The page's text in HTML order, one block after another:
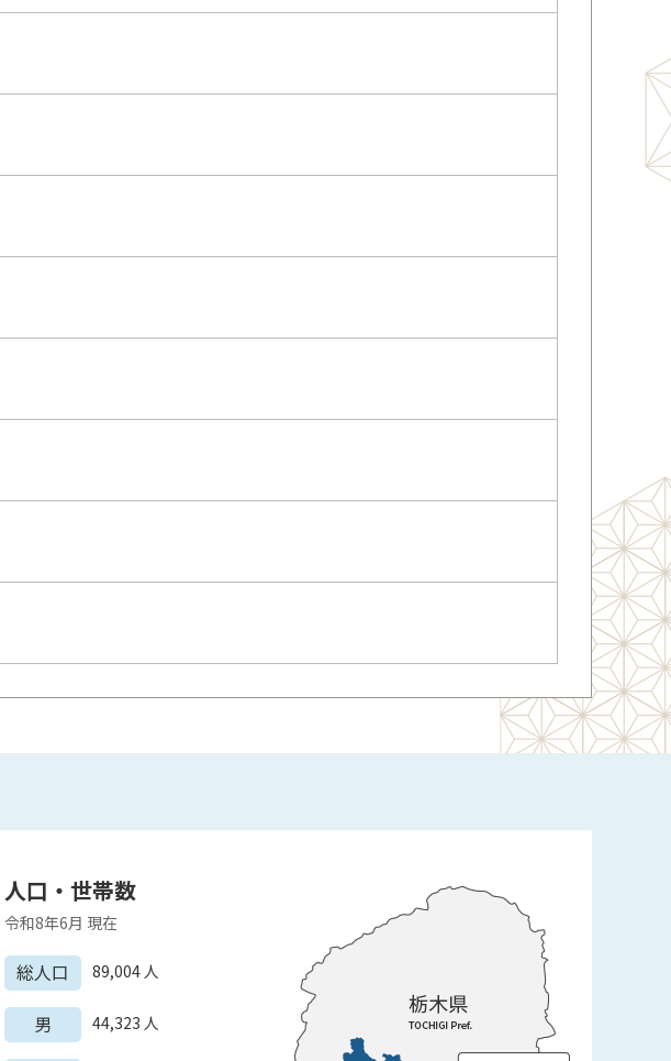
人口・世帯数
令和8年6月 現在
総人口 89,004人
男 44,323 人